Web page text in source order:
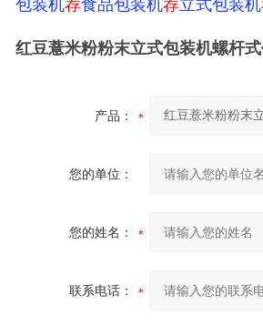
包装机荐食品包装机荐立式包装机
红豆薏米粉粉末立式包装机螺杆
产品：
您的单位：
您的姓名：
联系电话：